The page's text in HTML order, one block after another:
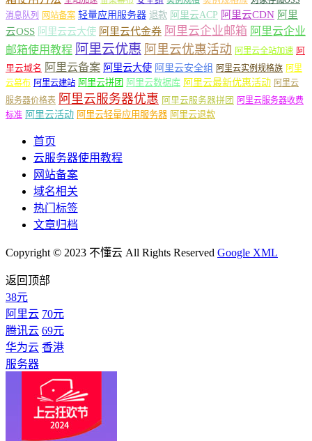
消息队列
网站备案 轻量应用服务器 退款 阿里云ACP 阿里云CDN 阿里
云OSS 阿里云云大使 阿里云代金券 阿里云企业邮箱 阿里云企业
邮箱使用教程 阿里云优惠 阿里云优惠活动 阿里云全站加速 阿
里云域名 阿里云备案 阿里云大使 阿里云安全组 阿里云实例规格族 阿里
云幕布 阿里云建站 阿里云拼团 阿里云数据库 阿里云最新优惠活动 阿里云
服务器价格表 阿里云服务器优惠 阿里云服务器拼团 阿里云服务器收费
标准 阿里云活动 阿里云轻量应用服务器 阿里云退款
首页
云服务器使用教程
网站备案
域名相关
热门标签
文章归档
Copyright © 2023 不懂云 All Rights Reserved Google XML
返回顶部
38元
阿里云 70元
腾讯云 69元
华为云 香港
服务器